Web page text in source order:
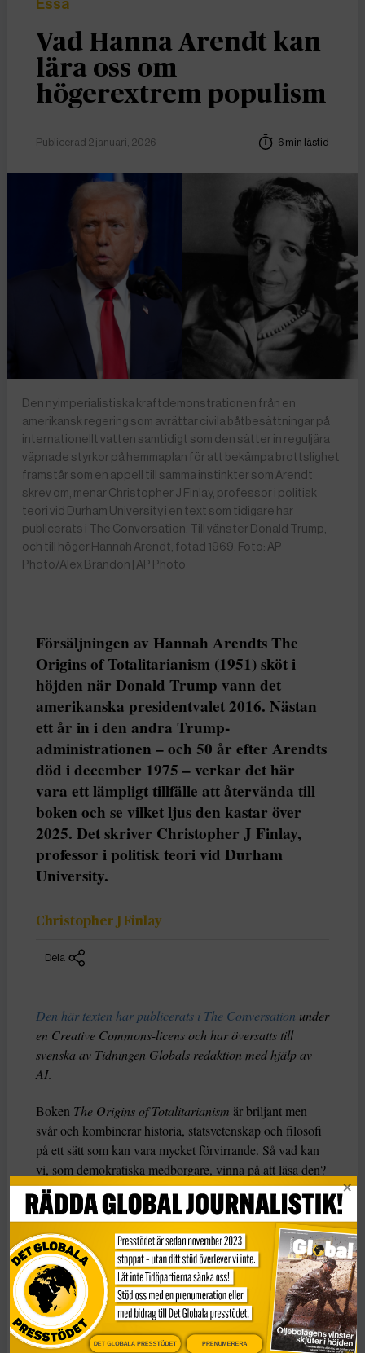
Essä
Vad Hanna Arendt kan
lära oss om
högerextrem populism
Publicerad 2 januari, 2026 6 min lästid
Den nyimperialistiska kraftdemonstrationen från en
amerikansk regering som avrättar civila båtbesättningar på
internationellt vatten samtidigt som den sätter in reguljära
väpnade styrkor på hemmaplan för att bekämpa brottslighet
framstår som en appell till samma instinkter som Arendt
skrev om, menar Christopher J Finlay, professor i politisk
teori vid Durham University i en text som tidigare har
publicerats i The Conversation. Till vänster Donald Trump,
och till höger Hannah Arendt, fotad 1969. Foto: AP
Photo/Alex Brandon | AP Photo
Försäljningen av Hannah Arendts The
Origins of Totalitarianism (1951) sköt i
höjden när Donald Trump vann det
amerikanska presidentvalet 2016. Nästan
ett år in i den andra Trump-
administrationen – och 50 år efter Arendts
död i december 1975 – verkar det här
vara ett lämpligt tillfälle att återvända till
boken och se vilket ljus den kastar över
2025. Det skriver Christopher J Finlay,
professor i politisk teori vid Durham
University.
Christopher J Finlay
Dela
Den här texten har publicerats i The Conversation under
en Creative Commons-licens och har översatts till
svenska av Tidningen Globals redaktion med hjälp av
AI.
Boken The Origins of Totalitarianism är briljant men
svår och kombinerar historia, statsvetenskap och filosofi
på ett sätt som kan vara mycket förvirrande. Så vad kan
vi, som demokratiska medborgare, vinna på att läsa den?
Arendt föddes i en sekulär tyskjudisk familj år 1906 och
studerade filosofi under Martin Heidegger och Karl
Jaspers innan hon övergick till sionistisk aktivism i Berlin
i början av 1930-talet. Efter en kontakt med gestapo
flydde hon till Frankrike och lämnade Europa 1941 för
USA. Så när hon började forska om boken Origins i
början av 1940-talet var hon inte främmande för
totalitarism.DET GLOBALA PRESSTÖDET PRENUMERERA